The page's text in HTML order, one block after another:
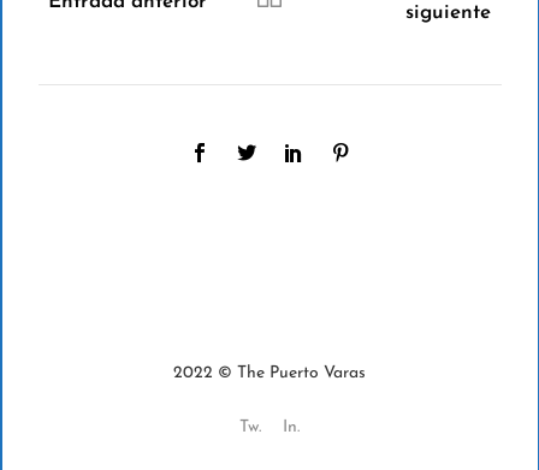
siguiente
2022 © The Puerto Varas
Tw. In.